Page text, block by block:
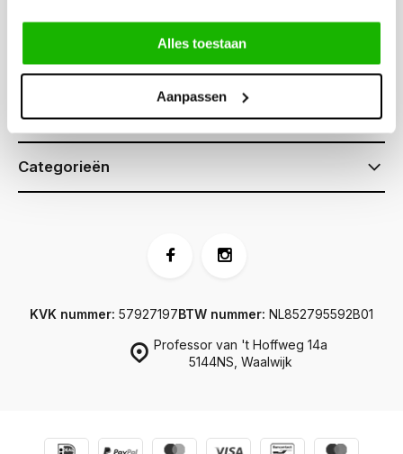
Alles toestaan
Aanpassen
Klantenservice
Informatie
Categorieën
Professor van 't Hoffweg 14a
5144NS, Waalwijk
KVK nummer: 57927197BTW nummer: NL852795592B01